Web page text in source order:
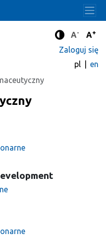
Tryb
A- A+
Zaloguj się
pl
en